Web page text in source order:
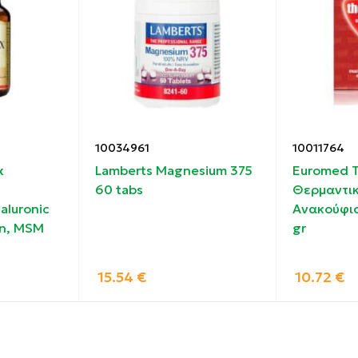
δόσης.
ζελατίνη, παράγοντας επικάλυψης (E-422), κολλαγόνο
MSM
10034961
Lamberts Magnesium 375
60 tabs
15.54 €
10011764
Euromed
gr
10.72 €